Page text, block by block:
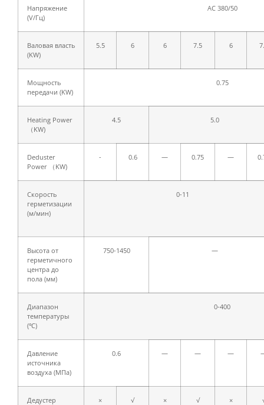
Напряжение
(V/Гц)
AC 380/50
Валовая власть
(KW)
5.5 6 6 7.5 6
Мощность
передачи (KW)
0.75
Heating Power
（KW)
4.5 5.0
Deduster
Power （KW)
- 0.6 — 0.75 —
Скорость
герметизации
(м/мин)
0-11
Высота от
герметичного
центра до
пола (мм)
750-1450 —
Диапазон
температуры
(℃)
0-400
Давление
источника
воздуха (МПа)
0.6 — — —
Дедустер × √ × √ ×